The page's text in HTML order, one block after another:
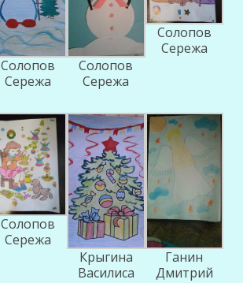
Солопов
Сережа
Солопов
Сережа
Солопов
Сережа
Солопов
Сережа
Крыгина
Василиса
Ганин
Дмитрий